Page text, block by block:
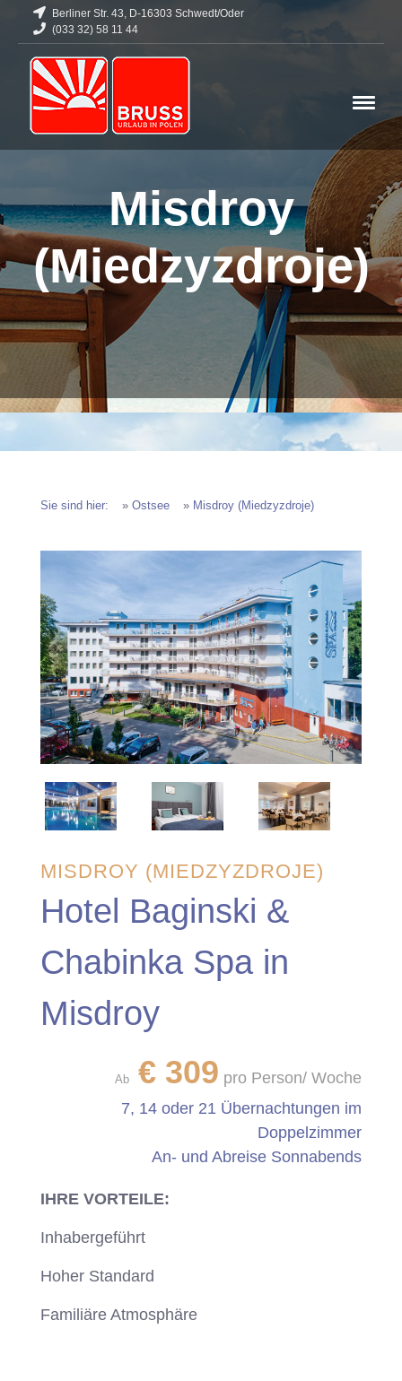
Berliner Str. 43, D-16303 Schwedt/Oder
(033 32) 58 11 44
Misdroy
(Miedzyzdroje)
Sie sind hier: » Ostsee » Misdroy (Miedzyzdroje)
MISDROY (MIEDZYZDROJE)
Hotel Baginski &
Chabinka Spa in
Misdroy
Ab € 309 pro Person/ Woche
7, 14 oder 21 Übernachtungen im
Doppelzimmer
An- und Abreise Sonnabends
IHRE VORTEILE:
Inhabergeführt
Hoher Standard
Familiäre Atmosphäre